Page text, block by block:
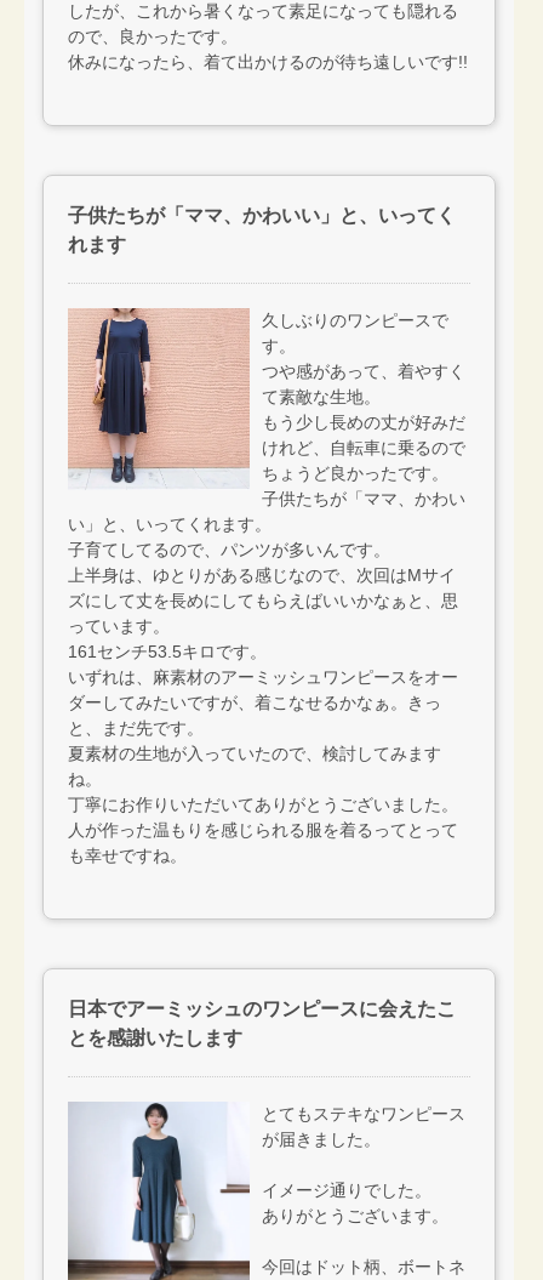
したが、これから暑くなって素足になっても隠れる
ので、良かったです。
休みになったら、着て出かけるのが待ち遠しいです!!
子供たちが「ママ、かわいい」と、いってく
れます
久しぶりのワンピースで
す。
つや感があって、着やすく
て素敵な生地。
もう少し長めの丈が好みだ
けれど、自転車に乗るので
ちょうど良かったです。
子供たちが「ママ、かわい
い」と、いってくれます。
子育てしてるので、パンツが多いんです。
上半身は、ゆとりがある感じなので、次回はMサイ
ズにして丈を長めにしてもらえばいいかなぁと、思
っています。
161センチ53.5キロです。
いずれは、麻素材のアーミッシュワンピースをオー
ダーしてみたいですが、着こなせるかなぁ。きっ
と、まだ先です。
夏素材の生地が入っていたので、検討してみます
ね。
丁寧にお作りいただいてありがとうございました。
人が作った温もりを感じられる服を着るってとって
も幸せですね。
日本でアーミッシュのワンピースに会えたこ
とを感謝いたします
とてもステキなワンピース
が届きました。
イメージ通りでした。
ありがとうございます。
今回はドット柄、ボートネ